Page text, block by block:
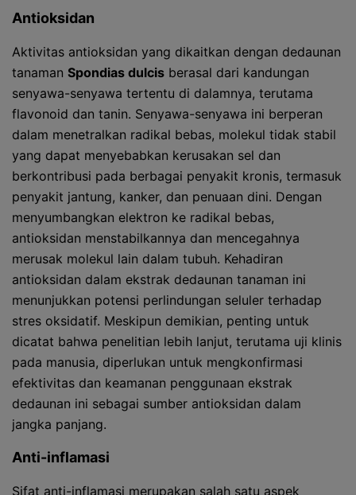
Antioksidan
Aktivitas antioksidan yang dikaitkan dengan dedaunan
tanaman Spondias dulcis berasal dari kandungan
senyawa-senyawa tertentu di dalamnya, terutama
flavonoid dan tanin. Senyawa-senyawa ini berperan
dalam menetralkan radikal bebas, molekul tidak stabil
yang dapat menyebabkan kerusakan sel dan
berkontribusi pada berbagai penyakit kronis, termasuk
penyakit jantung, kanker, dan penuaan dini. Dengan
menyumbangkan elektron ke radikal bebas,
antioksidan menstabilkannya dan mencegahnya
merusak molekul lain dalam tubuh. Kehadiran
antioksidan dalam ekstrak dedaunan tanaman ini
menunjukkan potensi perlindungan seluler terhadap
stres oksidatif. Meskipun demikian, penting untuk
dicatat bahwa penelitian lebih lanjut, terutama uji klinis
pada manusia, diperlukan untuk mengkonfirmasi
efektivitas dan keamanan penggunaan ekstrak
dedaunan ini sebagai sumber antioksidan dalam
jangka panjang.
Anti-inflamasi
Sifat anti-inflamasi merupakan salah satu aspek